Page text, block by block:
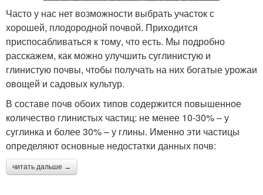
Часто у нас нет возможности выбрать участок с
хорошей, плодородной почвой. Приходится
приспосабливаться к тому, что есть. Мы подробно
расскажем, как можно улучшить суглинистую и
глинистую почвы, чтобы получать на них богатые урожаи
овощей и садовых культур.
В составе почв обоих типов содержится повышенное
количество глинистых частиц: не менее 10-30% – у
суглинка и более 30% – у глины. Именно эти частицы
определяют основные недостатки данных почв:
читать дальше →